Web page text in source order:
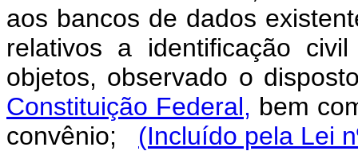
aos bancos de dados
relativos a identificação
objetos, observado o
Constituição Federal, bem
convênio;
(Incluído pela Lei